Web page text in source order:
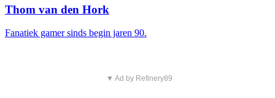
Thom van den Hork
Fanatiek gamer sinds begin jaren 90.
▼ Ad by Refinery89